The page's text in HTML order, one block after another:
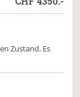
Zustand. Es